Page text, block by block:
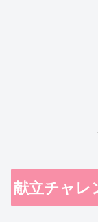
献立チャレ